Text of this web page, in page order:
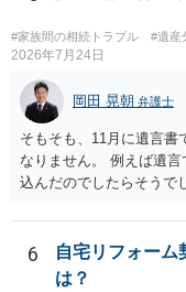
#家族間の相続トラブル #遺産
2026年7月24日
岡田 晃朝 弁護士
そもそも、11月に遺言書
なりません。 例えば遺
込んだのでしたらそうで
6
自宅リフォーム
は？